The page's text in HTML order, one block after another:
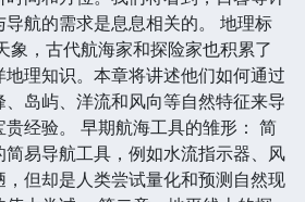
航的需求是息息相关的。 地理标
象，古代航海家和探险家也积累了
理知识。本章将讲述他们如何通过
岛屿、洋流和风向等自然特征来导
经验。 早期航海工具的雏形： 简
易导航工具，例如水流指示器、风
，但却是人类尝试量化和预测自然现